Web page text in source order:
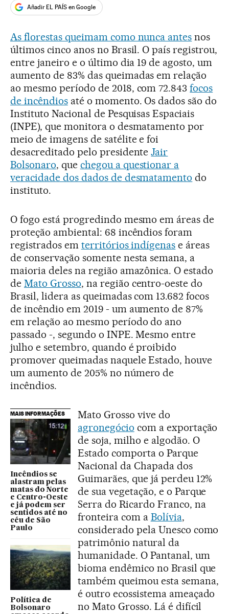
Añadir EL PAÍS en Google
As florestas queimam como nunca antes nos
últimos cinco anos no Brasil. O país registrou,
entre janeiro e o último dia 19 de agosto, um
aumento de 83% das queimadas em relação
ao mesmo período de 2018, com 72.843focos
de incêndiosaté o momento. Os dados são do
Instituto Nacional de Pesquisas Espaciais
(INPE), que monitora o desmatamento por
meio de imagens de satélite e foi
desacreditado pelo presidenteJair
Bolsonaro, que chegou a questionar a
veracidade dos dados de desmatamento do
instituto.
O fogo está progredindo mesmo em áreas de
proteção ambiental: 68 incêndios foram
registrados em territórios indígenas e áreas
de conservação somente nesta semana, a
maioria deles na região amazônica. O estado
de Mato Grosso, na região centro-oeste do
Brasil, lidera as queimadas com 13.682 focos
de incêndio em 2019 - um aumento de 87%
em relação ao mesmo período do ano
passado -, segundo o INPE. Mesmo entre
julho e setembro, quando é proibido
promover queimadas naquele Estado, houve
um aumento de 205% no número de
incêndios.
MAIS INFORMAÇÕES
Incêndios se
alastram pelas
matas do Norte
e Centro-Oeste
e já podem ser
sentidos até no
céu de São
Paulo
Política de
Bolsonaro
Mato Grosso vive do
agronegócio com a exportação
de soja, milho e algodão. O
Estado comporta o Parque
Nacional da Chapada dos
Guimarães, que já perdeu 12%
de sua vegetação, e o Parque
Serra do Ricardo Franco, na
fronteira com a Bolívia,
considerado pela Unesco como
patrimônio natural da
humanidade. O Pantanal, um
bioma endêmico no Brasil que
também queimou esta semana,
é outro ecossistema ameaçado
no Mato Grosso. Lá é difícil